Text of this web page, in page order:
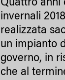
Quattro anni
invernali
realizzata
un impianto
governo, in
che al